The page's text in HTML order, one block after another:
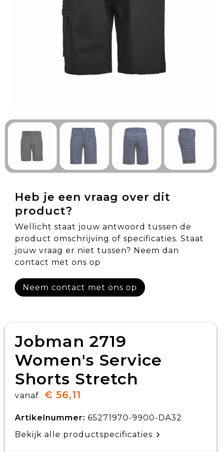
Technologie & Gadgets
Outdoor & Vrije tijd
Pennen & Schrijfwaren
Eten & Drinken
Heb je een vraag over dit
product?
Wellicht staat jouw antwoord tussen de
product omschrijving of specificaties. Staat
jouw vraag er niet tussen? Neem dan
contact met ons op
Neem contact met ons op
Jobman 2719
Women's Service
Shorts Stretch
vanaf € 56,11
Artikelnummer: 65271970-9900-DA32
Bekijk alle productspecificaties